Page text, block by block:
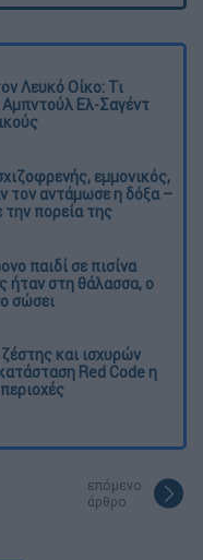
Λευκό Οίκο: Τι
Αμπντούλ Ελ-Σαγέντ
εμμονικός,
τον αντάμωσε η δόξα –
την πορεία της
παιδί σε πισίνα
ήταν στη θάλασσα, ο
σώσει
και ισχυρών
Red Code η
επόμενο
άρθρο